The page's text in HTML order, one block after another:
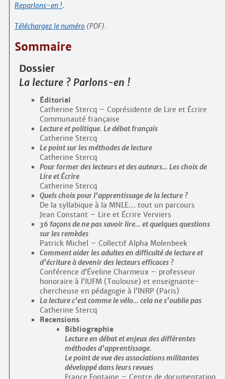
Reparlons-en !.
Téléchargez le numéro (PDF).
Sommaire
Dossier
La lecture ? Parlons-en !
Éditorial
Catherine Stercq – Coprésidente de Lire et Écrire
Communauté française
Lecture et politique. Le débat français
Catherine Stercq
Le point sur les méthodes de lecture
Catherine Stercq
Pour former des lecteurs et des auteurs… Les choix de
Lire et Écrire
Catherine Stercq
Quels choix pour l’apprentissage de la lecture ?
De la syllabique à la MNLE… tout un parcours
Jean Constant – Lire et Écrire Verviers
36 façons de ne pas savoir lire… et quelques questions
sur les remèdes
Patrick Michel – Collectif Alpha Molenbeek
Comment aider les adultes en difficulté de lecture et
d’écriture à devenir des lecteurs efficaces ?
Conférence d’Éveline Charmeux – professeur
honoraire à l’IUFM (Toulouse) et enseignante-
chercheuse en pédagogie à l’INRP (Paris)
La lecture c’est comme le vélo… cela ne s’oublie pas
Catherine Stercq
Recensions
Bibliographie
Lecture en débat et enjeux des différentes
méthodes d’apprentissage.
Le point de vue des associations militantes
développé dans leurs revues
France Fontaine – Centre de documentation